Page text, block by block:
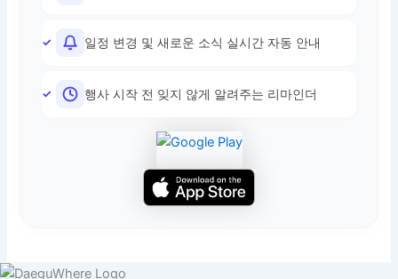
일정 변경 및 새로운 소식 실시간 자동 안내
행사 시작 전 잊지 않게 알려주는 리마인더